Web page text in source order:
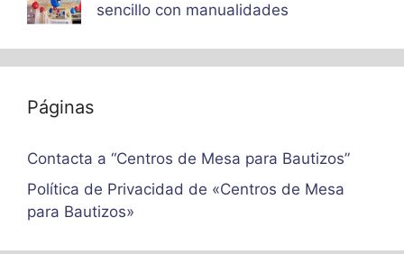
sencillo con manualidades
Páginas
Contacta a “Centros de Mesa para Bautizos”
Política de Privacidad de «Centros de Mesa
para Bautizos»